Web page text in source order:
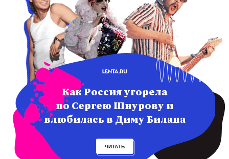
Как Россия угорела
по Сергею Шнурову и
влюбилась в Диму Билана
ЧИТАТЬ